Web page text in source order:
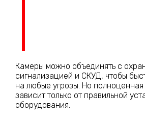
Камеры можно объединять с
сигнализацией и СКУД, чтобы
на любые угрозы. Но
зависит только от правильной
оборудования.